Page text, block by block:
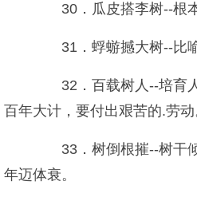
30．瓜皮搭李树--根本
31．蜉蝣撼大树--比喻
32．百载树人--培育
百年大计，要付出艰苦的.劳动
33．树倒根摧--树干倾
年迈体衰。